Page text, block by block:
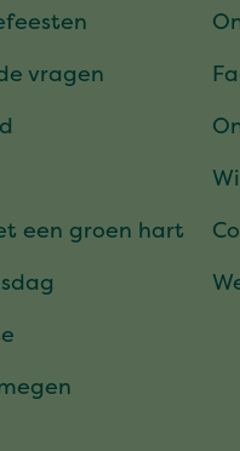
vragen
een groen hart